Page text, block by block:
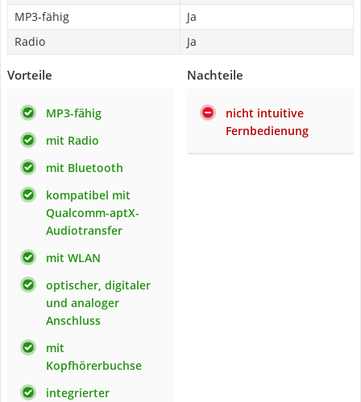
MP3-fähig
Ja
Radio
Ja
Vorteile
MP3-fähig
mit Radio
mit Bluetooth
kompatibel mit
Qualcomm-aptX-
Audiotransfer
mit WLAN
optischer, digitaler
und analoger
Anschluss
mit
Kopfhörerbuchse
integrierter
Nachteile
nicht intuitive
Fernbedienung